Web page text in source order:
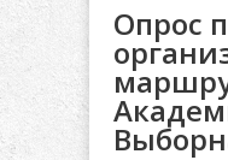
Опрос